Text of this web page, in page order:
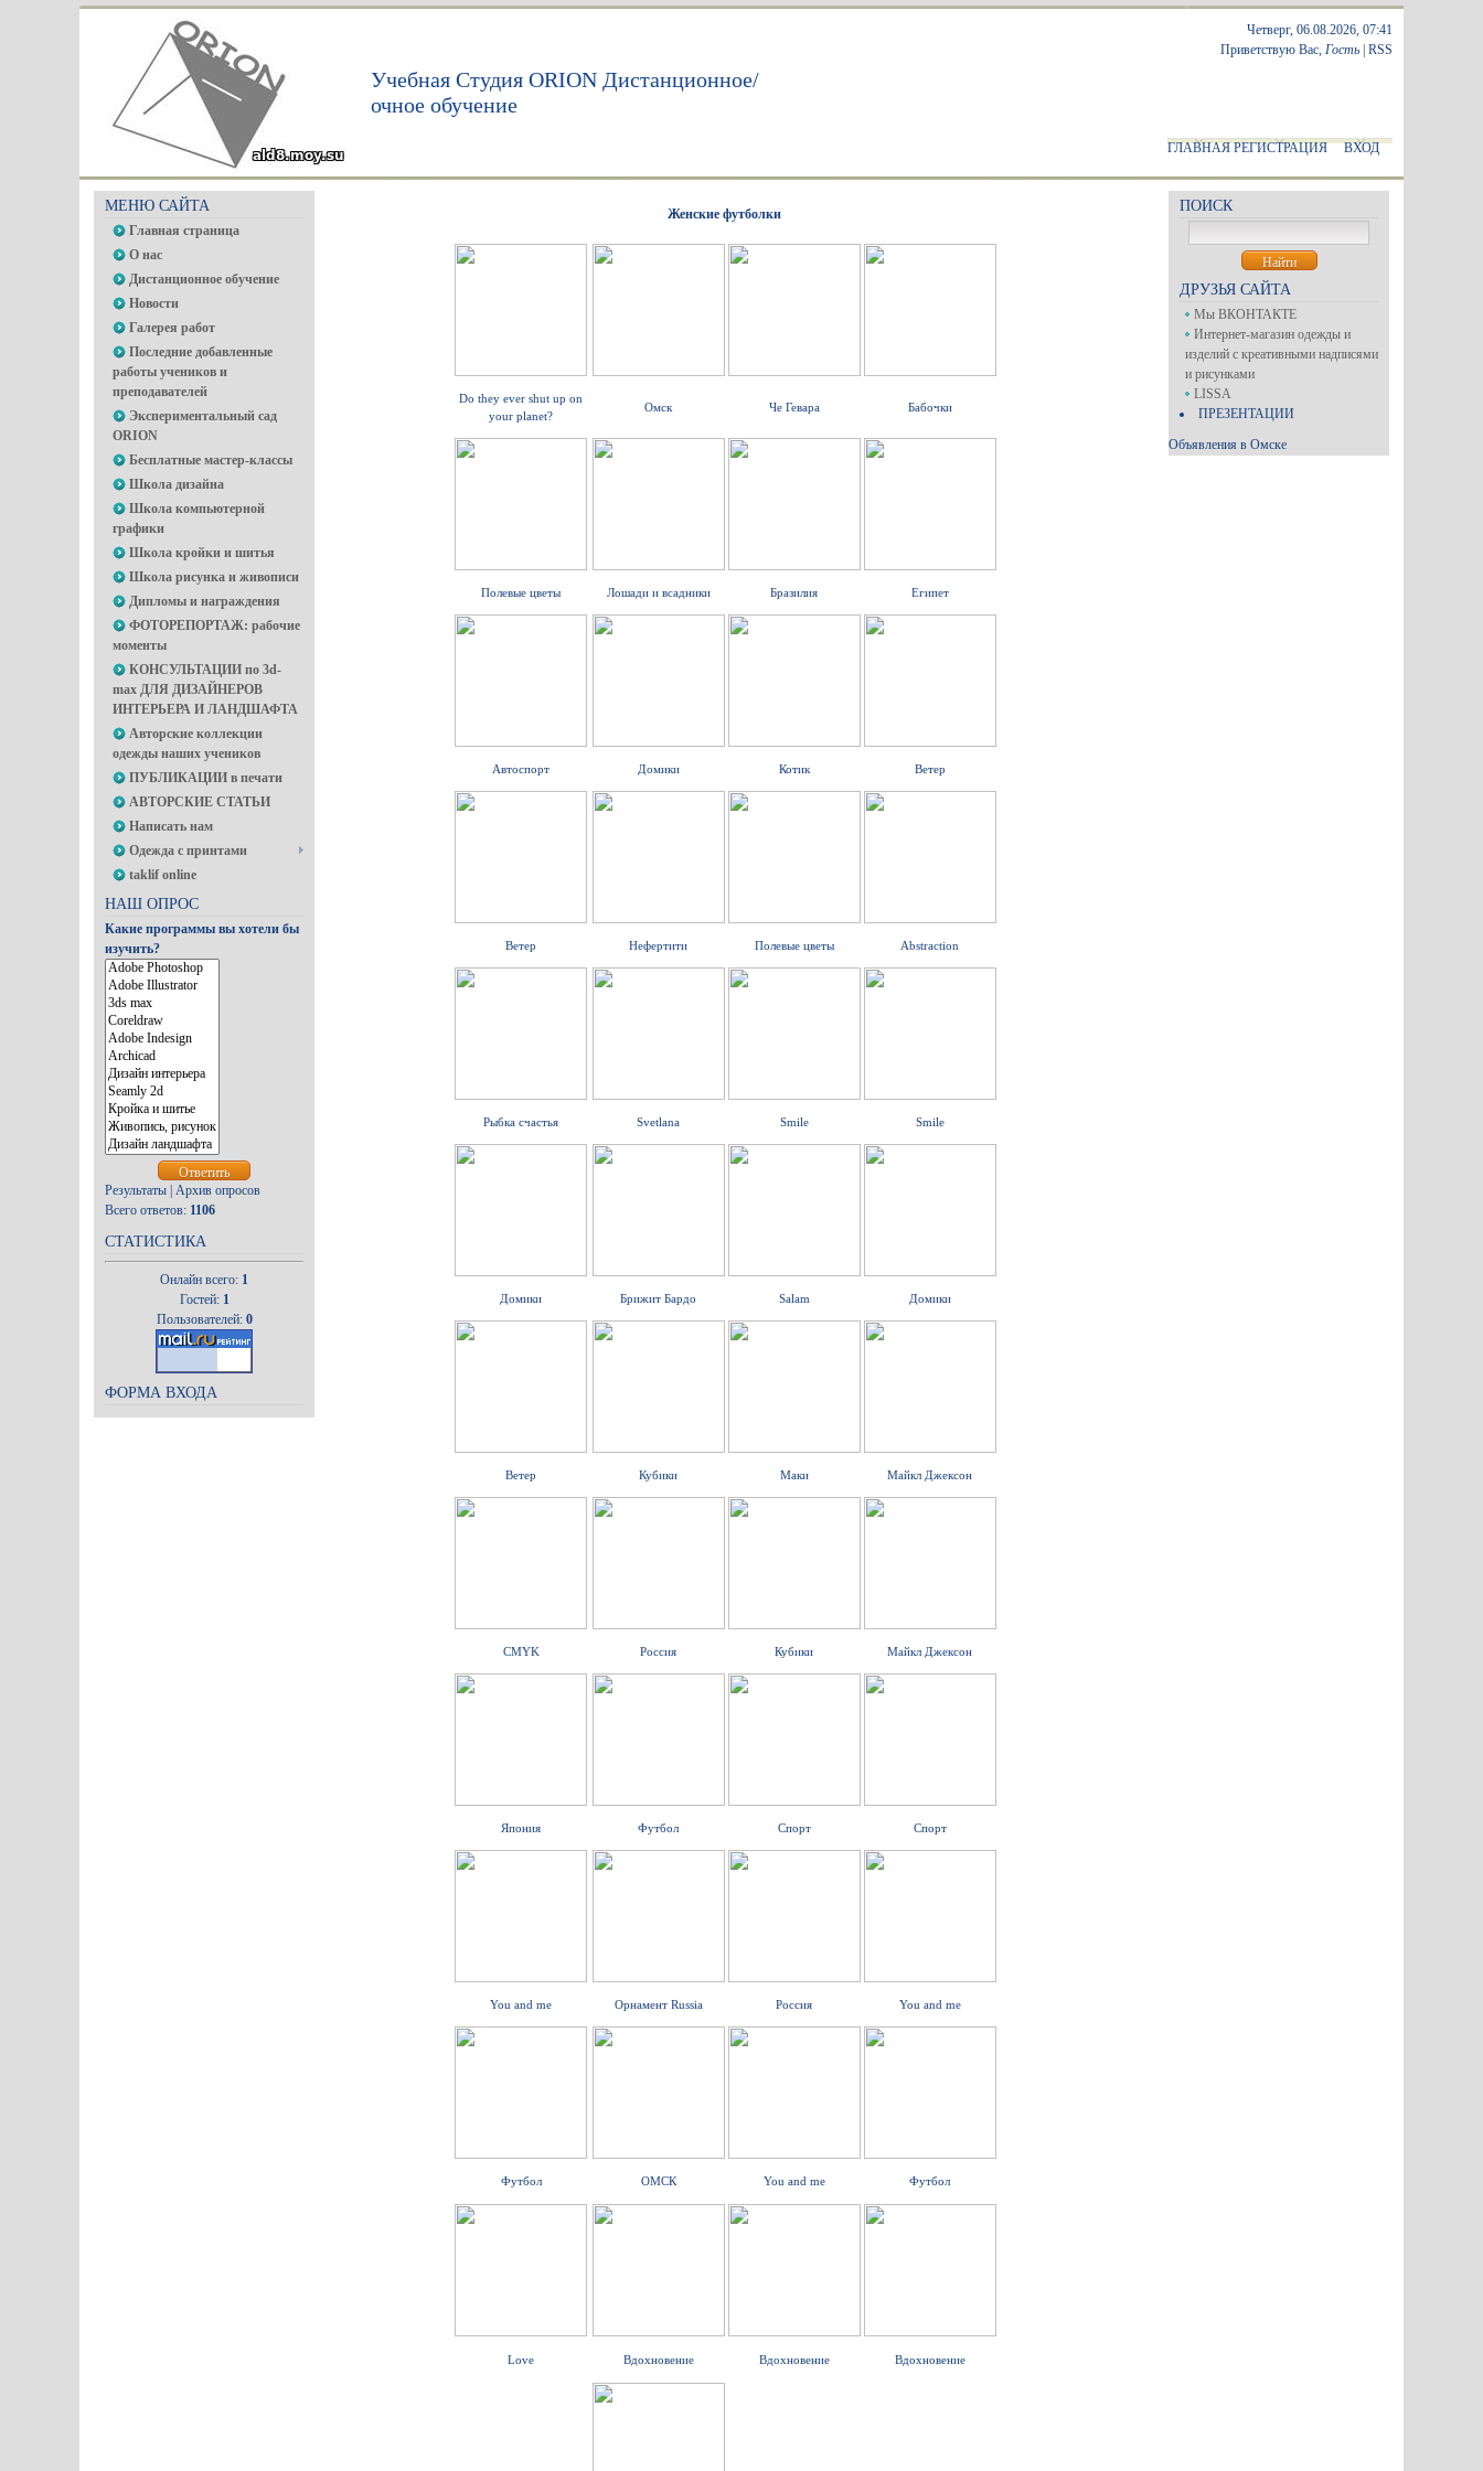
Учебная Студия ORION Дистанционное/
очное обучение
Четверг, 06.08.2026, 07:41
Приветствую Вас, Гость RSS
ГЛАВНАЯРЕГИСТРАЦИЯ ВХОД
МЕНЮ САЙТА
Главная страница
О нас
Дистанционное обучение
Новости
Галерея работ
Последние добавленные
работы учеников и
преподавателей
Экспериментальный сад
ORION
Бесплатные мастер-классы
Школа дизайна
Школа компьютерной
графики
Школа кройки и шитья
Школа рисунка и живописи
Дипломы и награждения
ФОТОРЕПОРТАЖ: рабочие
моменты
КОНСУЛЬТАЦИИ по 3d-
max ДЛЯ ДИЗАЙНЕРОВ
ИНТЕРЬЕРА И ЛАНДШАФТА
Авторские коллекции
одежды наших учеников
ПУБЛИКАЦИИ в печати
АВТОРСКИЕ СТАТЬИ
Написать нам
Одежда с принтами
taklif online
НАШ ОПРОС
Какие программы вы хотели бы
изучить?
Результаты Архив опросов
Всего ответов: 1106
СТАТИСТИКА
Онлайн всего: 1
Гостей: 1
Пользователей: 0
ФОРМА ВХОДА
ПОИСК
ДРУЗЬЯ САЙТА
Мы ВКОНТАКТЕ
Интернет-магазин одежды и
изделий с креативными надписями
и рисунками
LISSA
ПРЕЗЕНТАЦИИ
Объявления в Омске
Женские футболки
Do they ever shut up on
your planet?
Омск Че Гевара Бабочки
Полевые цветы Лошади и всадники Бразилия Египет
Автоспорт Домики Котик Ветер
Ветер Нефертити Полевые цветы Abstraction
Рыбка счастья Svetlana Smile Smile
Домики Брижит Бардо Salam Домики
Ветер Кубики Маки Майкл Джексон
CMYK Россия Кубики Майкл Джексон
Япония Футбол Спорт Спорт
You and me Орнамент Russia Россия You and me
Футбол ОМСК You and me Футбол
Love Вдохновение Вдохновение Вдохновение